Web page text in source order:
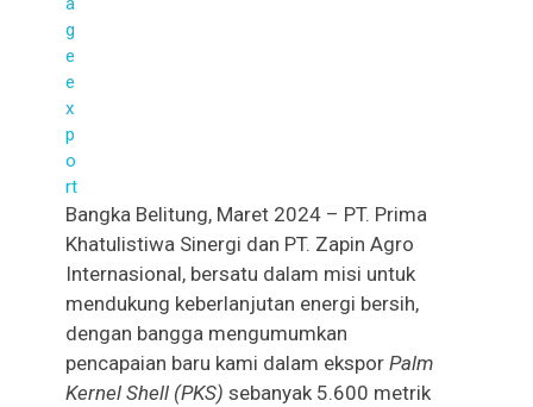
Bangka Belitung, Maret 2024 – PT. Prima
Khatulistiwa Sinergi dan PT. Zapin Agro
Internasional, bersatu dalam misi untuk
mendukung keberlanjutan energi bersih,
dengan bangga mengumumkan
pencapaian baru kami dalam ekspor Palm
Kernel Shell (PKS) sebanyak 5.600 metrik